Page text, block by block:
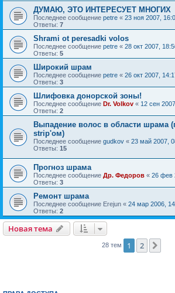
ДУМАЮ, ЭТО ИНТЕРЕСУЕТ МНОГИХ
Последнее сообщение petre « 23 ноя 2007,
Ответы: 7
Shrami ot peresadki volos
Последнее сообщение petre « 28 окт 2007,
Ответы: 5
Широкий шрам
Последнее сообщение petre « 26 окт 2007,
Ответы: 3
Шлифовка донорской зоны!
Последнее сообщение Dr. Volkov « 12 сен
Ответы: 2
Выпадение волос в области шрама
strip'ом)
Последнее сообщение gudkov « 23 май 2007,
Ответы: 15
Прогноз шрама
Последнее сообщение Др. Федоров « 26 фев
Ответы: 3
Ремонт шрама
Последнее сообщение Erejun « 24 мар 2006,
Ответы: 2
Новая тема
28 тем 1 2